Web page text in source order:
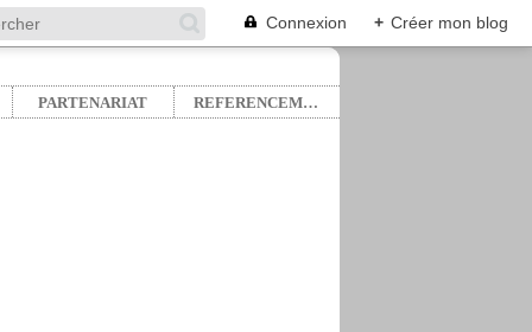
Connexion + Créer mon blog
PARTENARIAT REFERENCEMENT